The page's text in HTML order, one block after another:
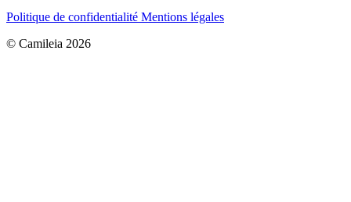
Politique de confidentialité Mentions légales
© Camileia 2026